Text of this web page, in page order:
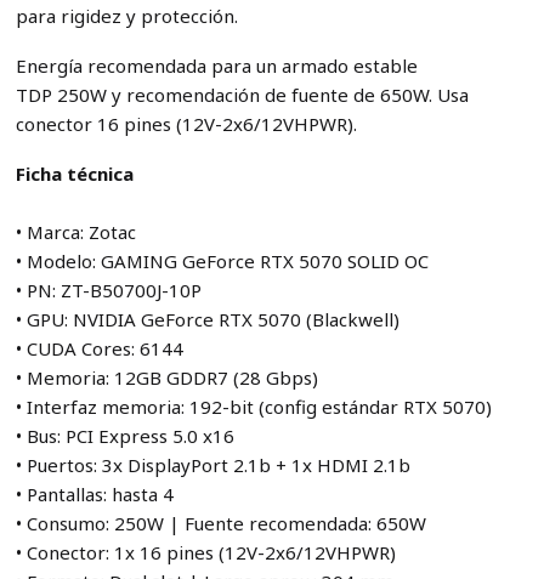
para rigidez y protección.
Energía recomendada para un armado estable
TDP 250W y recomendación de fuente de 650W. Usa
conector 16 pines (12V-2x6/12VHPWR).
Ficha técnica
• Marca: Zotac
• Modelo: GAMING GeForce RTX 5070 SOLID OC
• PN: ZT-B50700J-10P
• GPU: NVIDIA GeForce RTX 5070 (Blackwell)
• CUDA Cores: 6144
• Memoria: 12GB GDDR7 (28 Gbps)
• Interfaz memoria: 192-bit (config estándar RTX 5070)
• Bus: PCI Express 5.0 x16
• Puertos: 3x DisplayPort 2.1b + 1x HDMI 2.1b
• Pantallas: hasta 4
• Consumo: 250W | Fuente recomendada: 650W
• Conector: 1x 16 pines (12V-2x6/12VHPWR)